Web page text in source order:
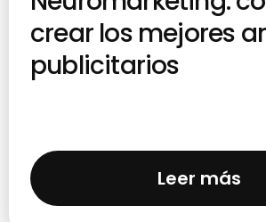
crear los mejores
publicitarios
Leer más